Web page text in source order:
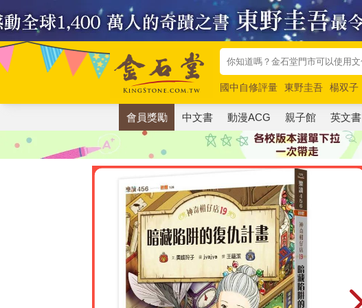
國中自修評量 東野圭吾 楊双子
唯紅花綻放
奧德賽 路邊攤新作
會員獎勵 中文書 動漫ACG 親子館 英文書